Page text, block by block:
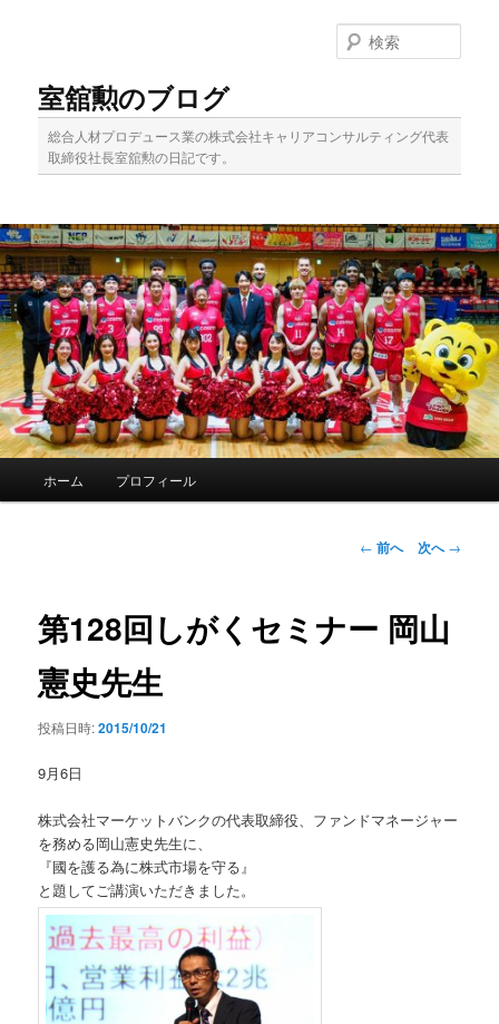
移
動
室舘勲のブログ
総合人材プロデュース業の株式会社キャリアコンサルティング代表
取締役社長室舘勲の日記です。
索
ホーム プロフィール
投
ゲ
← 前へ 次へ→
第128回しがくセミナー 岡山
憲史先生
投稿日時:2015/10/21
9月6日
株式会社マーケットバンクの代表取締役、ファンドマネージャー
を務める岡山憲史先生に、
『國を護る為に株式市場を守る』
と題してご講演いただきました。